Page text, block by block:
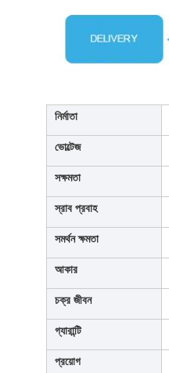
নির্মাতা
ভোল্টেজ
সক্ষমতা
স্রাব প্রবাহ
সমর্থন ক্ষমতা
আকার
চক্র জীবন
গ্যারান্টি
প্রয়োগ